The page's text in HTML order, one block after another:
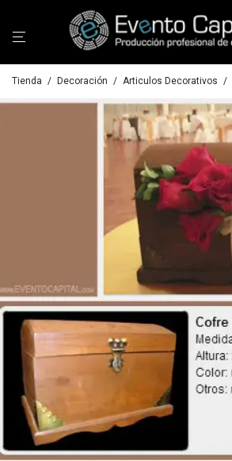
Tienda / Decoración / Articulos Decorativos /